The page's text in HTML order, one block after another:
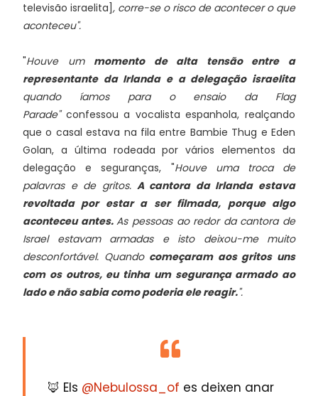
televisão israelita], corre-se o risco de acontecer o que
aconteceu".
"Houve um momento de alta tensão entre a
representante da Irlanda e a delegação israelita
quando íamos para o ensaio da Flag
Parade"confessou a vocalista espanhola, realçando
que o casal estava na fila entre Bambie Thug e Eden
Golan, a última rodeada por vários elementos da
delegação e seguranças, "Houve uma troca de
palavras e de gritos.A cantora da Irlanda estava
revoltada por estar a ser filmada, porque algo
aconteceu antes.As pessoas ao redor da cantora de
Israel estavam armadas e isto deixou-me muito
desconfortável. Quando começaram aos gritos uns
com os outros, eu tinha um segurança armado ao
lado e não sabia como poderia ele reagir.".
🦊 Els @Nebulossa_of es deixen anar